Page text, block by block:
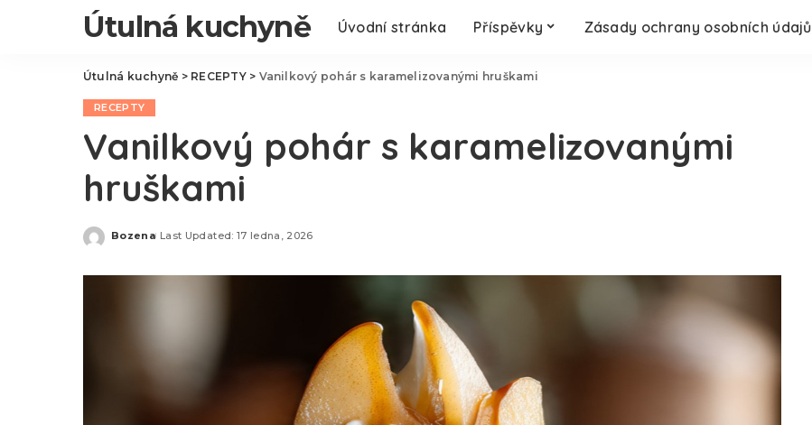
Útulná kuchyně Úvodní stránka Příspěvky Zásady ochrany osobních údajů
Útulná kuchyně > RECEPTY> Vanilkový pohár s karamelizovanými hruškami
RECEPTY
Vanilkový pohár s karamelizovanými
hruškami
Posted
Bozena Last Updated: 17 ledna, 2026